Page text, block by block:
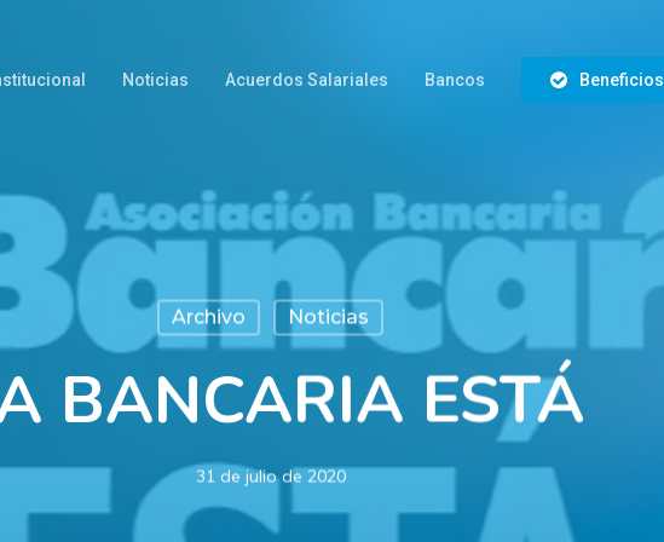
Noticias Acuerdos Salariales Bancos Beneficios
Archivo Noticias
BANCARIA ESTÁ
31 de julio de 2020